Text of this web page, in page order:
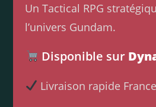
Un Tactical RPG
l’univers Gundam.
Disponible sur
Livraison rapide